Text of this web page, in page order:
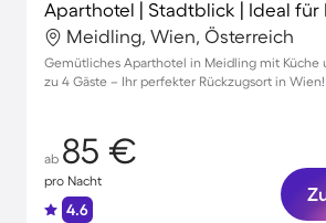
Aparthotel | Stadtblick | Ideal für
Meidling, Wien, Österreich
Gemütliches Aparthotel in Meidling mit Küche
zu 4 Gäste – Ihr perfekter Rückzugsort in Wien!
ab 85 €
pro Nacht
4.6